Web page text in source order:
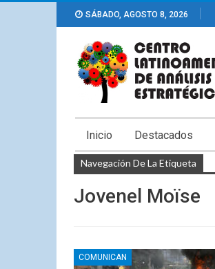
SÁBADO, AGOSTO 8, 2026
Inicio Destacados
Navegación De La Etiqueta
Jovenel Moïse
COMUNICAN